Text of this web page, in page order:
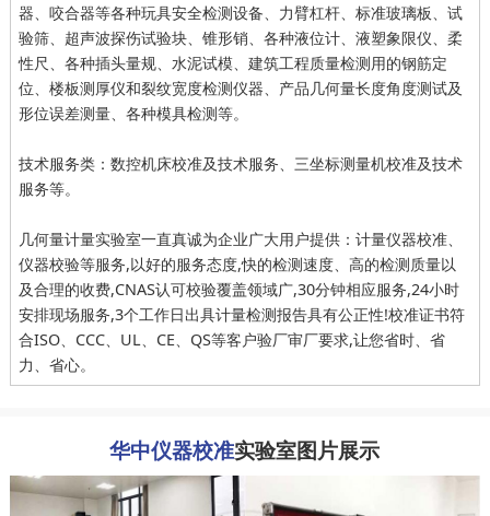
器、咬合器等各种玩具安全检测设备、力臂杠杆、标准玻璃板、试
验筛、超声波探伤试验块、锥形销、各种液位计、液塑象限仪、柔
性尺、各种插头量规、水泥试模、建筑工程质量检测用的钢筋定
位、楼板测厚仪和裂纹宽度检测仪器、产品几何量长度角度测试及
形位误差测量、各种模具检测等。
技术服务类：数控机床校准及技术服务、三坐标测量机校准及技术
服务等。
几何量计量实验室一直真诚为企业广大用户提供：计量仪器校准、
仪器校验等服务,以好的服务态度,快的检测速度、高的检测质量以
及合理的收费,CNAS认可校验覆盖领域广,30分钟相应服务,24小时
安排现场服务,3个工作日出具计量检测报告具有公正性!校准证书符
合ISO、CCC、UL、CE、QS等客户验厂审厂要求,让您省时、省
力、省心。
华中仪器校准实验室图片展示